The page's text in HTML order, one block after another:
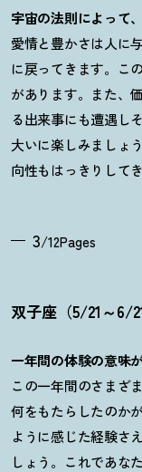
宇宙の法則によって
愛情と豊かさは人に
に戻ってきます。こ
があります。また、
る出来事にも遭遇し
大いに楽しみましょ
向性もはっきりして
3/12Pages
双子座（5/21～6/
一年間の体験の意味
この一年間のさまざ
何をもたらしたのか
ように感じた経験さ
しょう。これであな